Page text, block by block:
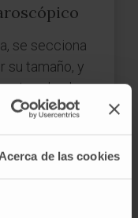
Acerca de las cookies
se secciona
su tamaño, y
al
esta modo
insulina en el
a la